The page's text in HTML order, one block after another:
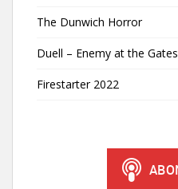
The Dunwich Horror
Duell – Enemy at the Gates
Firestarter 2022